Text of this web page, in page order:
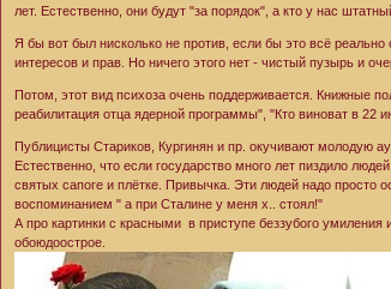
лет. Естественно, они будут "за порядок", а кто у нас
Я бы вот был нисколько не против, если бы это всё
интересов и прав. Но ничего этого нет - чистый пузырь и
Потом, этот вид психоза очень поддерживается. Книжные
реабилитация отца ядерной программы", "Кто виноват в 22
Публицисты Стариков, Кургинян и пр. окучивают молодую
Естественно, что если государство много лет пиздило
святых сапоге и плётке. Привычка. Эти людей надо просто
воспоминанием " а при Сталине у меня х.. стоял!"
А про картинки с красными в приступе беззубого
обоюдоострое.